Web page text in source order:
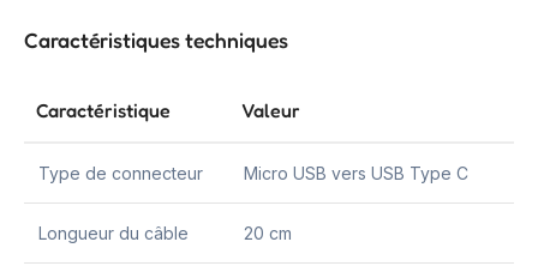
Caractéristiques techniques
Caractéristique Valeur
Type de connecteur Micro USB vers USB Type C
Longueur du câble 20 cm